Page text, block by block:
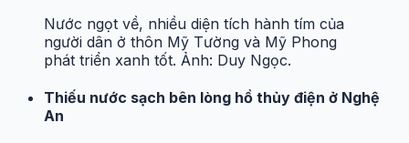
Nước ngọt về, nhiều diện tích hành tím của
người dân ở thôn Mỹ Tường và Mỹ Phong
phát triển xanh tốt. Ảnh: Duy Ngọc.
Thiếu nước sạch bên lòng hồ thủy điện ở Nghệ
An